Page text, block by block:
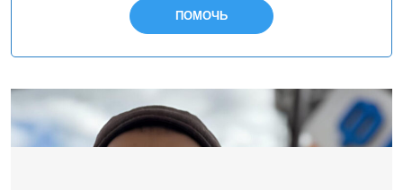
ПОМОЧЬ